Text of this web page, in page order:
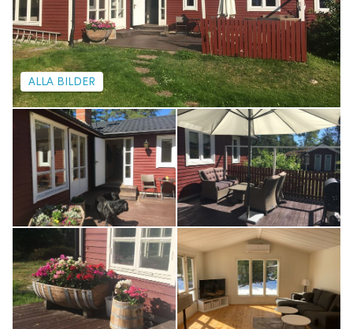
ALLA BILDER